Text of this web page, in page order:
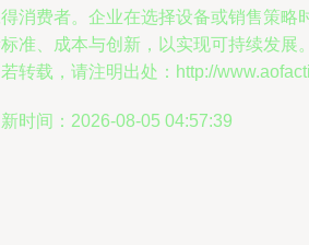
消费者。企业在选择设备或销售策略
准、成本与创新，以实现可持续发展。
转载，请注明出处：http://
时间：2026-08-05 04:57:39